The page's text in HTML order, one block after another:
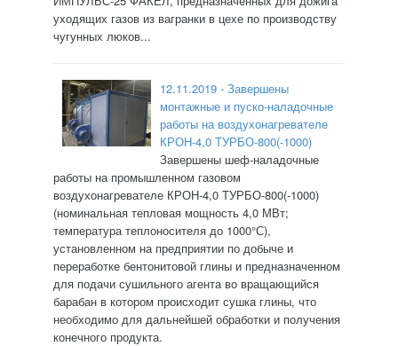
уходящих газов из вагранки в цехе по производству
чугунных люков...
12.11.2019 - Завершены
монтажные и пуско-наладочные
работы на воздухонагревателе
КРОН-4,0 ТУРБО-800(-1000)
Завершены шеф-наладочные
работы на промышленном газовом
воздухонагревателе КРОН-4,0 ТУРБО-800(-1000)
(номинальная тепловая мощность 4,0 МВт;
температура теплоносителя до 1000°С),
установленном на предприятии по добыче и
переработке бентонитовой глины и предназначенном
для подачи сушильного агента во вращающийся
барабан в котором происходит сушка глины, что
необходимо для дальнейшей обработки и получения
конечного продукта.